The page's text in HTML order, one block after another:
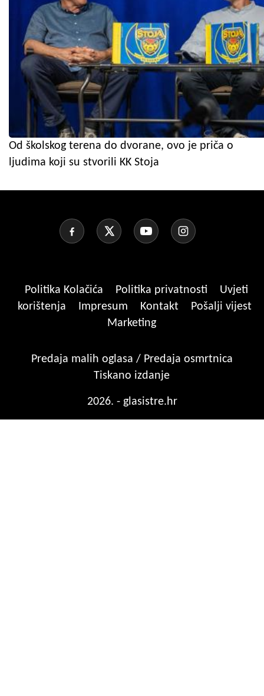
Od školskog terena do dvorane, ovo je priča o
ljudima koji su stvorili KK Stoja
Politika Kolačića Politika privatnosti
Uvjeti
korištenja
Impresum Kontakt
Pošalji vijest
Marketing
Predaja malih oglasa / Predaja osmrtnica
Tiskano izdanje
2026. - glasistre.hr